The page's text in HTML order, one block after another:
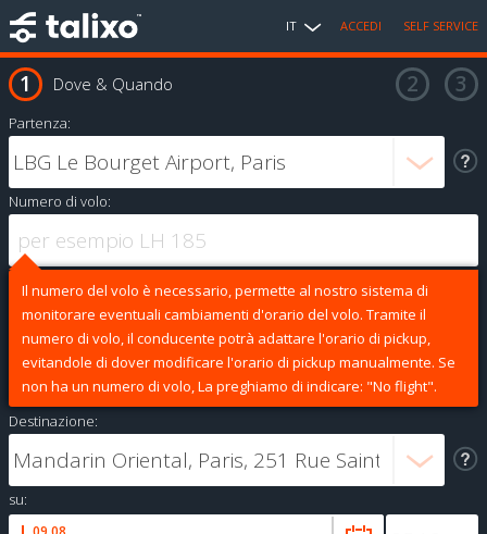
IT ACCEDI SELF SERVICE
Dove & Quando
Partenza:
Numero di volo:
Il numero del volo è necessario, permette al nostro sistema di
monitorare eventuali cambiamenti d'orario del volo. Tramite il
numero di volo, il conducente potrà adattare l'orario di pickup,
evitandole di dover modificare l'orario di pickup manualmente. Se
non ha un numero di volo, La preghiamo di indicare: "No flight".
Destinazione:
su: